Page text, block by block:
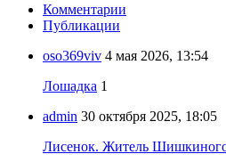
Комментарии
Публикации
oso369viv 4 мая 2026, 13:54
Лошадка 1
admin 30 октября 2025, 18:05
Лисенок. Житель Шишкиного